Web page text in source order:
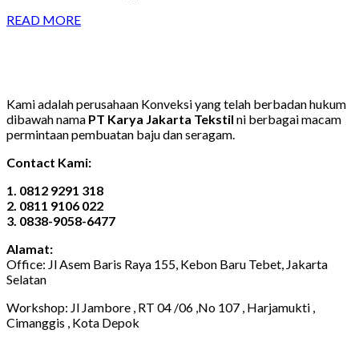
READ MORE
Kami adalah perusahaan Konveksi yang telah berbadan hukum
dibawah nama PT Karya Jakarta Tekstil ni berbagai macam
permintaan pembuatan baju dan seragam.
Contact Kami:
1. 0812 9291 318
2. 0811 9106 022
3. 0838-9058-6477
Alamat:
Office: Jl Asem Baris Raya 155, Kebon Baru Tebet, Jakarta
Selatan
Workshop: Jl Jambore , RT 04 /06 ,No 107 , Harjamukti ,
Cimanggis , Kota Depok